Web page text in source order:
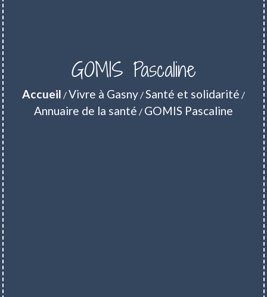
GOMIS Pascaline
Accueil /Vivre à Gasny /Santé et solidarité /
Annuaire de la santé / GOMIS Pascaline